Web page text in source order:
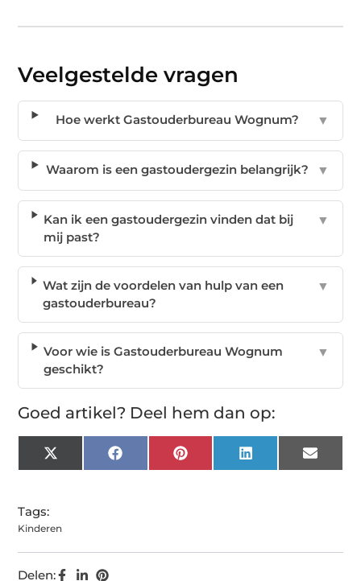
Veelgestelde vragen
Hoe werkt Gastouderbureau Wognum? ▼
Waarom is een gastoudergezin belangrijk? ▼
Kan ik een gastoudergezin vinden dat bij
mij past?
▼
Wat zijn de voordelen van hulp van een
gastouderbureau?
▼
Voor wie is Gastouderbureau Wognum
geschikt?
▼
Goed artikel? Deel hem dan op:
X
(Twitter)
FacebookPinterest LinkedIn Email
Tags:
Kinderen
Delen: